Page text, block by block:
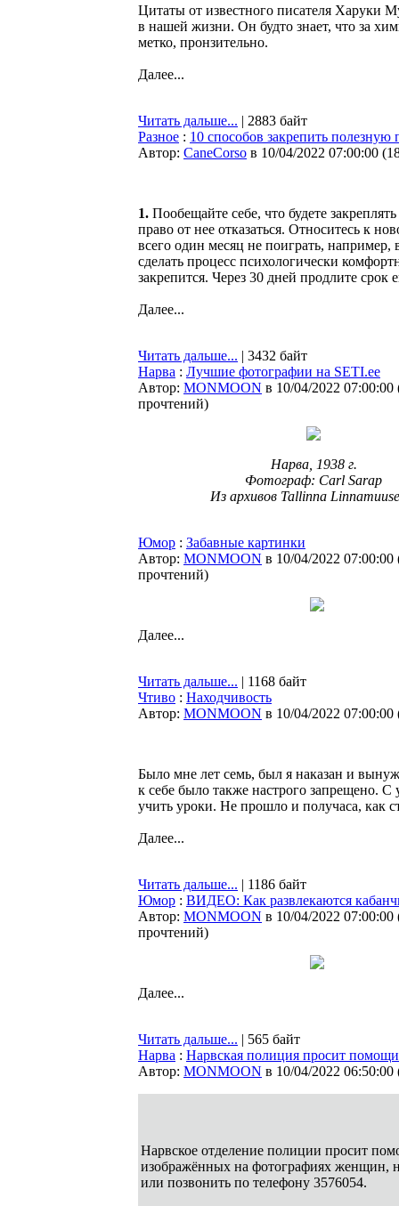
Цитаты от известного писателя Харуки
в нашей жизни. Он будто знает, что за
метко, пронзительно.
Далее...
Читать дальше... | 2883 байт
Разное : 10 способов закрепить полезную
Автор: CaneCorso в 10/04/2022 07:00:00 (
1. Пообещайте себе, что будете
право от нее отказаться. Относитесь к
всего один месяц не поиграть, например,
сделать процесс психологически
закрепится. Через 30 дней продлите срок
Далее...
Читать дальше... | 3432 байт
Нарва : Лучшие фотографии на SETI.ee
Автор: MONMOON в 10/04/2022 07:00:00
прочтений)
Нарва, 1938 г.
Фотограф: Carl Sarap
Из архивов Tallinna
Юмор : Забавные картинки
Автор: MONMOON в 10/04/2022 07:00:00
прочтений)
Далее...
Читать дальше... | 1168 байт
Чтиво : Находчивость
Автор: MONMOON в 10/04/2022 07:00:00
Было мне лет семь, был я наказан и
к себе было также настрого запрещено.
учить уроки. Не прошло и получаса, как
Далее...
Читать дальше... | 1186 байт
Юмор : ВИДЕО: Как развлекаются
Автор: MONMOON в 10/04/2022 07:00:00
прочтений)
Далее...
Читать дальше... | 565 байт
Нарва : Нарвская полиция просит
Автор: MONMOON в 10/04/2022 06:50:00
Нарвское отделение полиции просит
изображённых на фотографиях женщин,
или позвонить по телефону 3576054.